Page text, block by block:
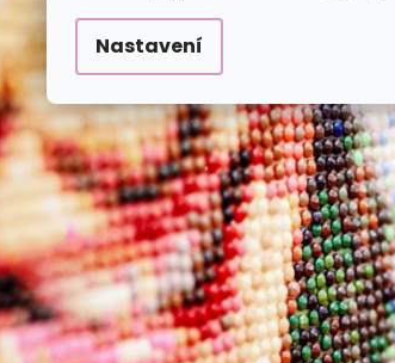
Nastavení